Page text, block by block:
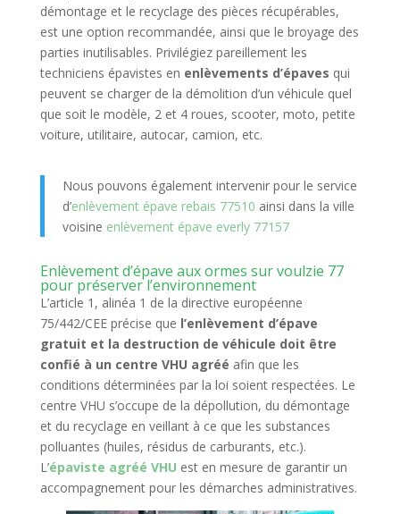
démontage et le recyclage des pièces récupérables,
est une option recommandée, ainsi que le broyage des
parties inutilisables. Privilégiez pareillement les
techniciens épavistes en enlèvements d’épaves qui
peuvent se charger de la démolition d’un véhicule quel
que soit le modèle, 2 et 4 roues, scooter, moto, petite
voiture, utilitaire, autocar, camion, etc.
Nous pouvons également intervenir pour le service
d’enlèvement épave rebais 77510 ainsi dans la ville
voisine enlèvement épave everly 77157
Enlèvement d’épave aux ormes sur voulzie 77
pour préserver l’environnement
L’article 1, alinéa 1 de la directive européenne
75/442/CEE précise que l’enlèvement d’épave
gratuit et la destruction de véhicule doit être
confié à un centre VHU agréé afin que les
conditions déterminées par la loi soient respectées. Le
centre VHU s’occupe de la dépollution, du démontage
et du recyclage en veillant à ce que les substances
polluantes (huiles, résidus de carburants, etc.).
L’épaviste agréé VHU est en mesure de garantir un
accompagnement pour les démarches administratives.